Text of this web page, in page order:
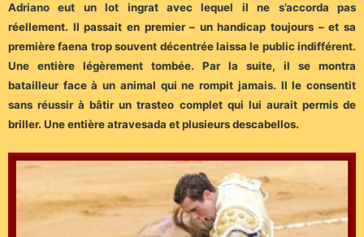
Adriano eut un lot ingrat avec lequel il ne s’accorda pas
réellement. Il passait en premier – un handicap toujours – et sa
première faena trop souvent décentrée laissa le public indifférent.
Une entière légèrement tombée. Par la suite, il se montra
batailleur face à un animal qui ne rompit jamais. Il le consentit
sans réussir à bâtir un trasteo complet qui lui aurait permis de
briller. Une entière atravesada et plusieurs descabellos.